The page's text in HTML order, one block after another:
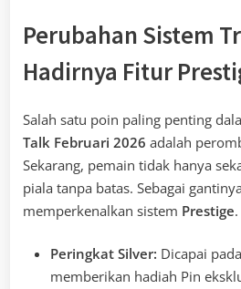
Perubahan Sistem
Hadirnya Fitur
Salah satu poin paling penting
Talk Februari 2026 adalah
Sekarang, pemain tidak hanya
piala tanpa batas. Sebagai
memperkenalkan sistem Prestige.
Peringkat Silver: Dicapai
memberikan hadiah Pin